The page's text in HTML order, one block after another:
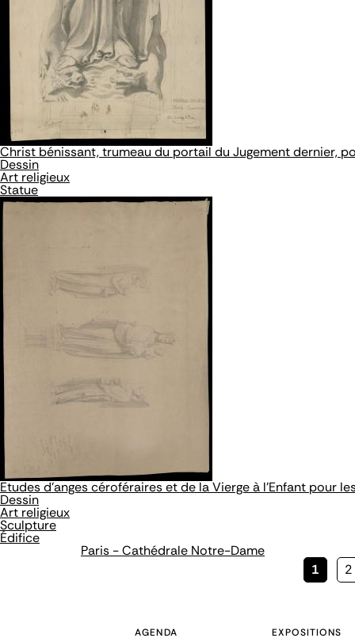
Christ bénissant, trumeau du portail du Jugement dernier,
Dessin
Art religieux
Statue
Etudes d'anges céroféraires et de la Vierge à l'Enfant pour
Dessin
Art religieux
Sculpture
Édifice
Paris - Cathédrale Notre-Dame
Page
1 2
AGENDA EXPOSITIONS